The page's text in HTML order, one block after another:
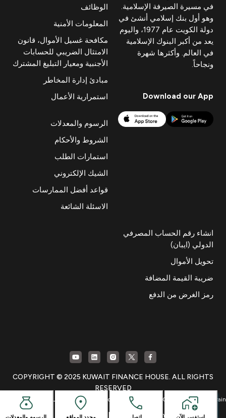
في مسيرة الصيرفة الإسلامية.
وهو أول بنك إسلامي أنشئ في
دولة الكويت عام 1977، واليوم
يعد من أكبر البنوك الإسلامية
في العالم. وأكثرها شهرة
ونجاحاً.
Download our App
الوظائف
المعلومات الأمنية
مكافحة غسيل الأموال، قانون
الامتثال الضريبي للحسابات
الأجنبية ومعيار التبليغ المشترك
مبادئ إدارة المخاطر
استمرارية الأعمال
الرسوم والمعدلات
الشروط والأحكام
استمارات الطلب
الشيك الإلكتروني
قواعد أفضل الممارسات
الاسئلة الشائعة
انشاء رقم الحساب المصرفي
الدولي (ايبان)
تحويل الأموال
ضريبة القيمة المضافة
رمز الغرض من الدفع
COPYRIGHT © 2025 KUWAIT FINANCE HOUSE. ALL RIGHTS
RESERVED
Licensed as an Islamic Retail Bank by the Central Bank of Bahrain
Privacy Notice Legal Statement